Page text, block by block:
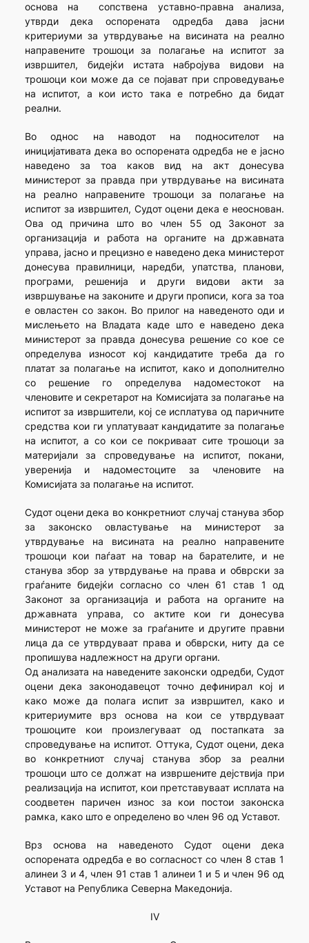
основа на сопствена уставно-правна анализа,
утврди дека оспорената одредба дава јасни
критериуми за утврдување на висината на реално
направените трошоци за полагање на испитот за
извршител, бидејќи истата набројува видови на
трошоци кои може да се појават при спроведување
на испитот, а кои исто така е потребно да бидат
реални.
Во однос на наводот на подносителот на
иницијативата дека во оспорената одредба не е јасно
наведено за тоа каков вид на акт донесува
министерот за правда при утврдување на висината
на реално направените трошоци за полагање на
испитот за извршител, Судот оцени дека е неоснован.
Ова од причина што во член 55 од Законот за
организација и работа на органите на државната
управа, јасно и прецизно е наведено дека министерот
донесува правилници, наредби, упатства, планови,
програми, решенија и други видови акти за
извршување на законите и други прописи, кога за тоа
е овластен со закон. Во прилог на наведеното оди и
мислењето на Владата каде што е наведено дека
министерот за правда донесува решение со кое се
определува износот кој кандидатите треба да го
платат за полагање на испитот, како и дополнително
со решение го определува надоместокот на
членовите и секретарот на Комисијата за полагање на
испитот за извршители, кој се исплатува од паричните
средства кои ги уплатуваат кандидатите за полагање
на испитот, а со кои се покриваат сите трошоци за
материјали за спроведување на испитот, покани,
уверенија и надоместоците за членовите на
Комисијата за полагање на испитот.
Судот оцени дека во конкретниот случај станува збор
за законско овластување на министерот за
утврдување на висината на реално направените
трошоци кои паѓаат на товар на барателите, и не
станува збор за утврдување на права и обврски за
граѓаните бидејќи согласно со член 61 став 1 од
Законот за организација и работа на органите на
државната управа, со актите кои ги донесува
министерот не може за граѓаните и другите правни
лица да се утврдуваат права и обврски, ниту да се
пропишува надлежност на други органи.
Од анализата на наведените законски одредби, Судот
оцени дека законодавецот точно дефинирал кој и
како може да полага испит за извршител, како и
критериумите врз основа на кои се утврдуваат
трошоците кои произлегуваат од постапката за
спроведување на испитот. Оттука, Судот оцени, дека
во конкретниот случај станува збор за реални
трошоци што се должат на извршените дејствија при
реализација на испитот, кои претставуваат исплата на
соодветен паричен износ за кои постои законска
рамка, како што е определено во член 96 од Уставот.
Врз основа на наведеното Судот оцени дека
оспорената одредба е во согласност со член 8 став 1
алинеи 3 и 4, член 91 став 1 алинеи 1 и 5 и член 96 од
Уставот на Република Северна Македонија.
IV